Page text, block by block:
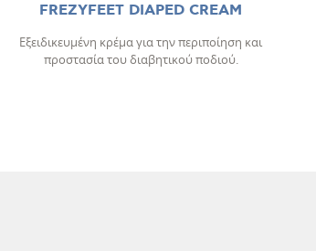
FREZYFEET DIAPED CREAM
Εξειδικευμένη κρέμα για την περιποίηση και
προστασία του διαβητικού ποδιού.